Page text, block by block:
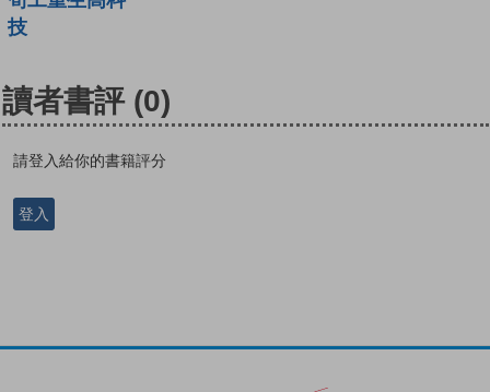
技
讀者書評 (0)
請登入給你的書籍評分
登入